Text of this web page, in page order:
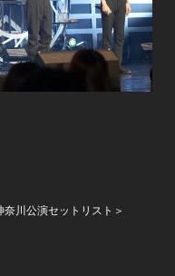
川公演セットリスト＞